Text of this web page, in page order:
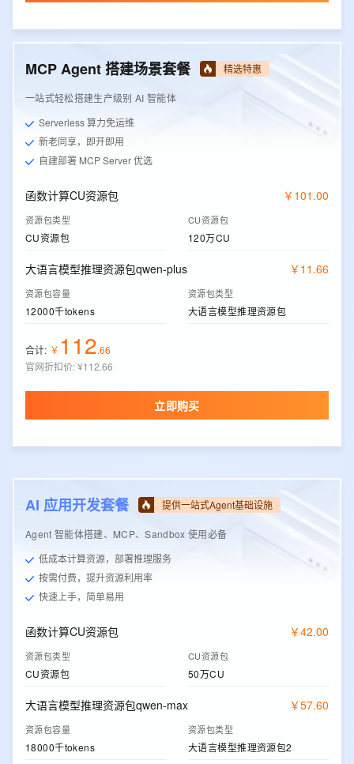
MCP Agent 搭建场景套餐 精选特惠
一站式轻松搭建生产级别 AI 智能体
Serverless 算力免运维
新老同享，即开即用
自建部署 MCP Server 优选
函数计算CU资源包 ￥ 101 .00
资源包类型
CU资源包
CU资源包
120万CU
大语言模型推理资源包qwen-plus ￥ 11 .66
资源包容量
12000千tokens
资源包类型
大语言模型推理资源包
合计: ￥ 112.66
官网折扣价:¥112.66
立即购买
AI 应用开发套餐 提供一站式Agent基础设施
Agent 智能体搭建、MCP、Sandbox 使用必备
低成本计算资源，部署推理服务
按需付费，提升资源利用率
快速上手，简单易用
函数计算CU资源包 ￥42.00
资源包类型
CU资源包
CU资源包
50万CU
大语言模型推理资源包qwen-max ￥57.60
资源包容量
18000千tokens
资源包类型
大语言模型推理资源包2